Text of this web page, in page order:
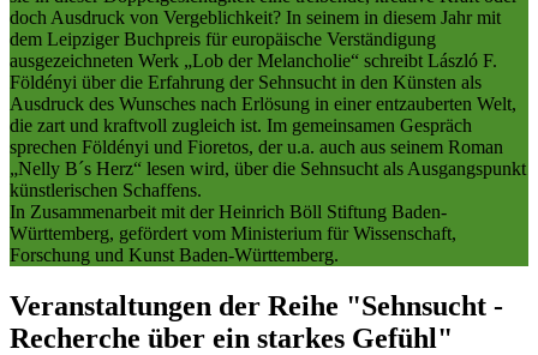
doch Ausdruck von Vergeblichkeit? In seinem in diesem Jahr mit
dem Leipziger Buchpreis für europäische Verständigung
ausgezeichneten Werk „Lob der Melancholie“ schreibt László F.
Földényi über die Erfahrung der Sehnsucht in den Künsten als
Ausdruck des Wunsches nach Erlösung in einer entzauberten Welt,
die zart und kraftvoll zugleich ist. Im gemeinsamen Gespräch
sprechen Földényi und Fioretos, der u.a. auch aus seinem Roman
„Nelly B´s Herz“ lesen wird, über die Sehnsucht als Ausgangspunkt
künstlerischen Schaffens.
In Zusammenarbeit mit der Heinrich Böll Stiftung Baden-
Württemberg, gefördert vom Ministerium für Wissenschaft,
Forschung und Kunst Baden-Württemberg.
Veranstaltungen der Reihe "Sehnsucht -
Recherche über ein starkes Gefühl"